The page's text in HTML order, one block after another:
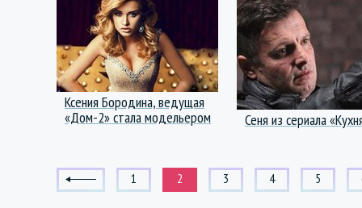
Ксения Бородина, ведущая
«Дом-2» стала модельером
Сеня из сериала
1 2 3 4 5